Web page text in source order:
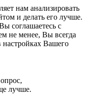
нам анализировать
и делать его лучше.
соглашаетесь с
не менее, Вы всегда
Вашего
лучше.